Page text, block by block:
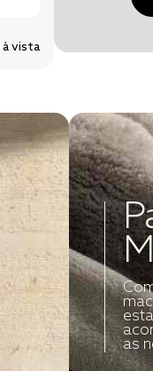
à vista
as